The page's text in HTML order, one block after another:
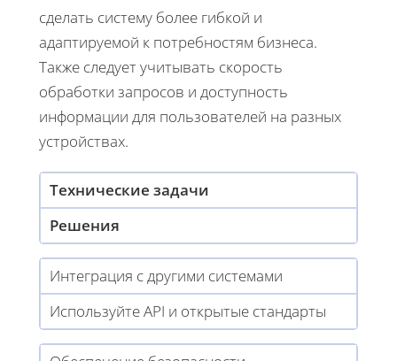
сделать систему более гибкой и
адаптируемой к потребностям бизнеса.
Также следует учитывать скорость
обработки запросов и доступность
информации для пользователей на разных
устройствах.
Технические задачи
Решения
Интеграция с другими системами
Используйте API и открытые стандарты